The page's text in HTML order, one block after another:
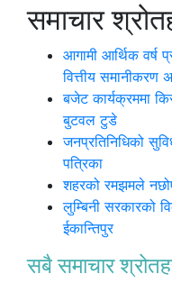
समाचार
आगामी आर्थिक वर्ष
वित्तीय
बजेट कार्यक्रममा
बुटवल टुडे
जनप्रतिनिधिको
पत्रिका
शहरको रमझमले
लुम्बिनी सरकारको
ईकान्तिपुर
सबै समाचार